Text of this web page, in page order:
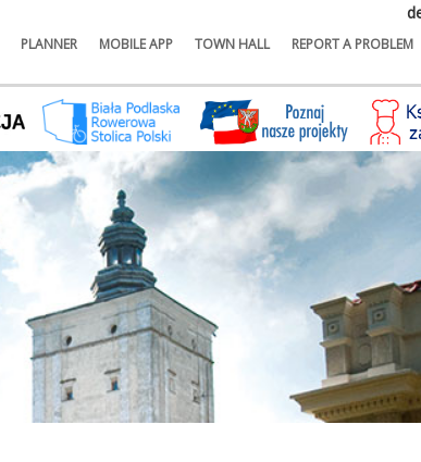
PLANNER MOBILE APP TOWN HALL REPORT A PROBLEM